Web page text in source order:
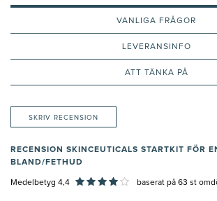
VANLIGA FRÅGOR
LEVERANSINFO
ATT TÄNKA PÅ
SKRIV RECENSION
RECENSION SKINCEUTICALS STARTKIT FÖR
BLAND/FETHUD
Medelbetyg 4,4 baserat på 63 st